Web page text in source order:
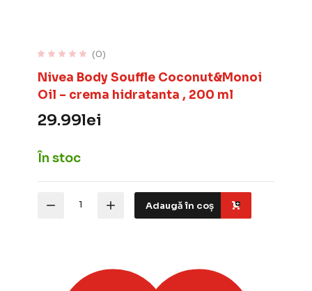
(0)
Nivea Body Souffle Coconut&Monoi
Oil – crema hidratanta , 200 ml
29.99lei
În stoc
Nivea
Adaugă în coș